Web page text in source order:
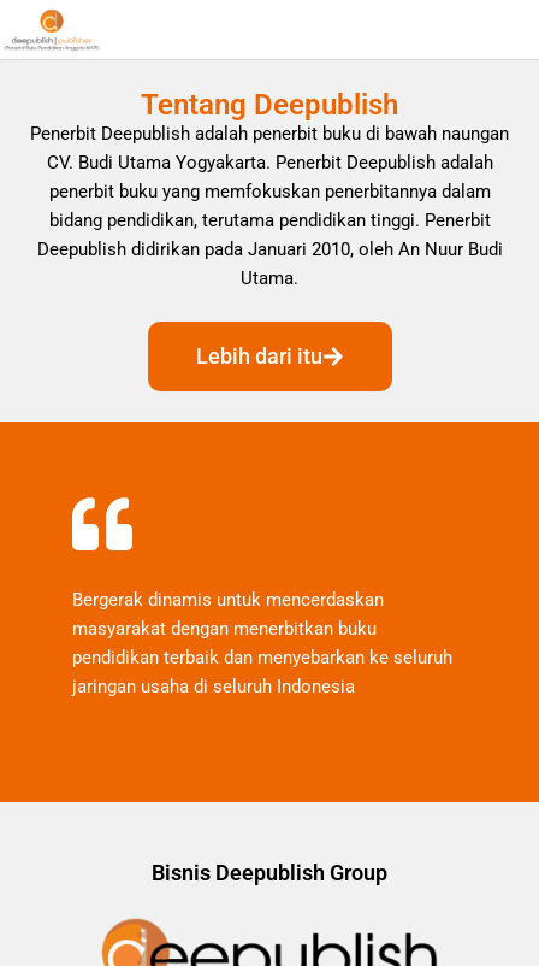
Tentang Deepublish
Penerbit Deepublish adalah penerbit buku di bawah naungan
CV. Budi Utama Yogyakarta. Penerbit Deepublish adalah
penerbit buku yang memfokuskan penerbitannya dalam
bidang pendidikan, terutama pendidikan tinggi. Penerbit
Deepublish didirikan pada Januari 2010, oleh An Nuur Budi
Utama.
Lebih dari itu
Bergerak dinamis untuk mencerdaskan
masyarakat dengan menerbitkan buku
pendidikan terbaik dan menyebarkan ke seluruh
jaringan usaha di seluruh Indonesia
Bisnis Deepublish Group